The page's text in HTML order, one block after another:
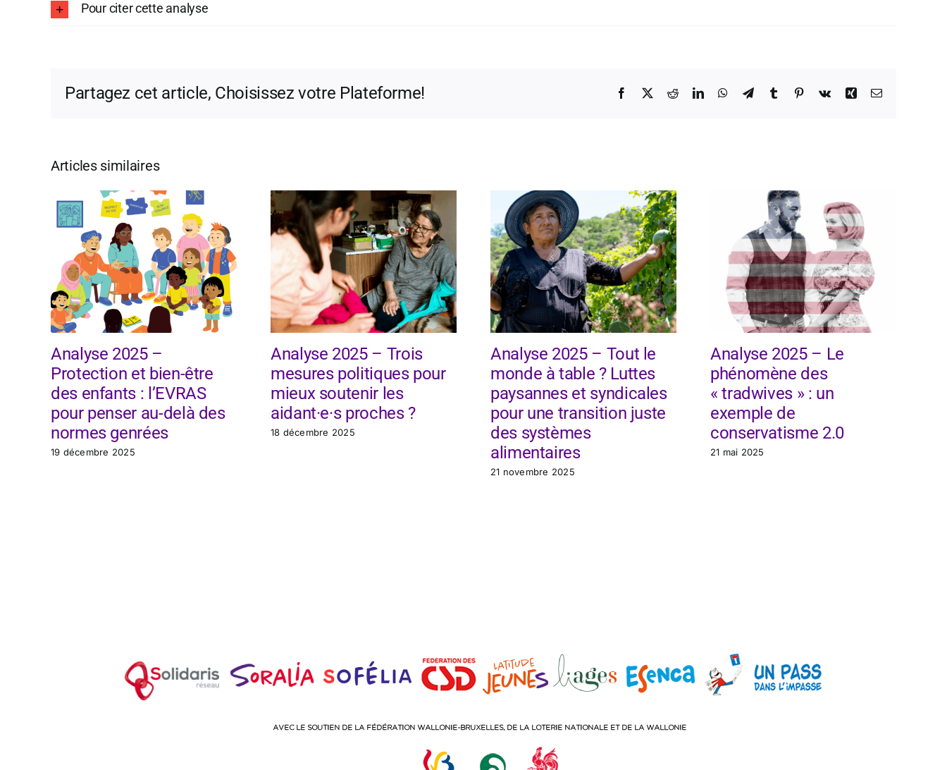
Pour citer cette analyse
Partagez cet article, Choisissez votre Plateforme! Facebook
X RedditLinkedInWhatsApp
TelegramTumblr Pinterest
Vk Xing Email
Articles similaires
Analyse 2025 –
Protection et bien-être
des enfants : l’EVRAS
pour penser au-delà des
normes genrées
19 décembre 2025
Analyse 2025 – Trois
mesures politiques pour
mieux soutenir les
aidant·e·s proches ?
18 décembre 2025
Analyse 2025 – Tout le
monde à table ? Luttes
paysannes et syndicales
pour une transition juste
des systèmes
alimentaires
21 novembre 2025
Analyse 2025 – Le
phénomène des
« tradwives » : un
exemple de
conservatisme 2.0
21 mai 2025